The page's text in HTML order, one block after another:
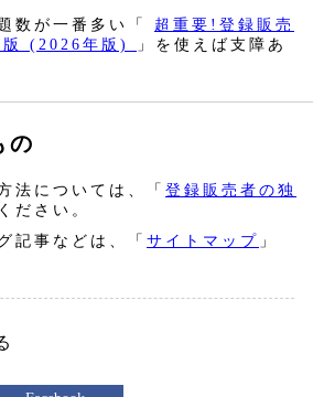
数が一番多い「
超重要!登録販売
(2026年版)
」を使えば支障あ
の
法については、「 登録販売者の独
ださい。
記事などは、「 サイトマップ 」